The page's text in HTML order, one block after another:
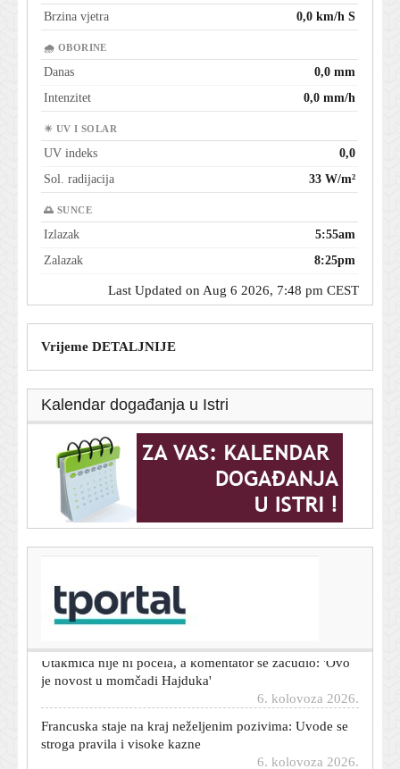
Brzina vjetra 0,0 km/h S
🌧 OBORINE
Danas
0,0 mm
Intenzitet
0,0 mm/h
☀ UV I SOLAR
UV indeks
0,0
Sol. radijacija
33 W/m²
🌅 SUNCE
Izlazak
5:55am
Zalazak
8:25pm
Last Updated on Aug 6 2026, 7:48 pm CEST
Vrijeme DETALJNIJE
Kalendar događanja u Istri
T-portal.hr
Pogledajte situacije
je novost u momčadi Hajduka'
Francuska staje na kraj neželjenim pozivima: Uvode se
stroga pravila i visoke kazne